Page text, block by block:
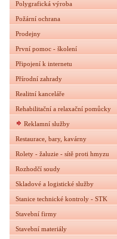
Polygrafická výroba
Požární ochrana
Prodejny
První pomoc - školení
Připojení k internetu
Přírodní zahrady
Realitní kanceláře
Rehabilitační a relaxační pomůcky
Reklamní služby
Restaurace, bary, kavárny
Rolety - žaluzie - sítě proti hmyzu
Rozhodčí soudy
Skladové a logistické služby
Stanice technické kontroly - STK
Stavební firmy
Stavební materiály